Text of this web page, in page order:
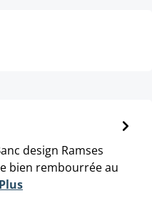
design Ramses
bien rembourrée au
Plus